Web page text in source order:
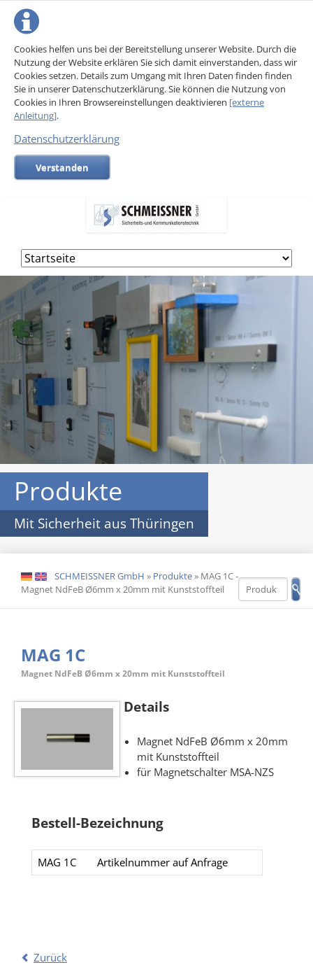
Cookies helfen uns bei der Bereitstellung unserer Website. Durch die
Nutzung der Website erklären Sie sich damit einverstanden, dass wir
Cookies setzen. Details zum Umgang mit Ihren Daten finden finden
Sie in unserer Datenschutzerklärung. Sie können die Nutzung von
Cookies in Ihren Browsereinstellungen deaktivieren [externe
Anleitung].
Datenschutzerklärung
Verstanden
Navigation
überspringen
Produkte
Mit Sicherheit aus Thüringen
DE EN SCHMEISSNER GmbH » Produkte» MAG 1C -
Magnet NdFeB Ø6mm x 20mm mit Kunststoffteil
MAG 1C
Magnet NdFeB Ø6mm x 20mm mit Kunststoffteil
Details
Magnet NdFeB Ø6mm x 20mm
mit Kunststoffteil
für Magnetschalter MSA-NZS
Bestell-Bezeichnung
MAG 1C Artikelnummer auf Anfrage
Zurück